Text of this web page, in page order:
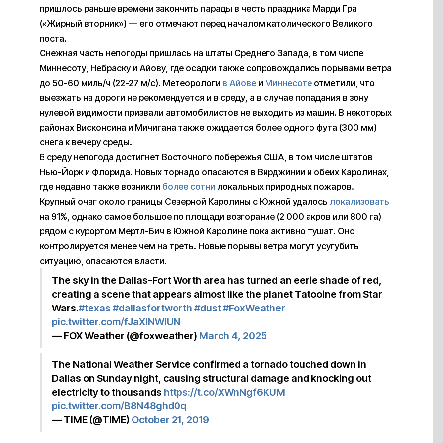
пришлось раньше времени закончить парады в честь праздника Марди Гра
(«Жирный вторник») — его отмечают перед началом католического Великого
поста.
Снежная часть непогоды пришлась на штаты Среднего Запада, в том числе
Миннесоту, Небраску и Айову, где осадки также сопровождались порывами ветра
до 50-60 миль/ч (22-27 м/с). Метеорологи в Айове и Миннесоте отметили, что
выезжать на дороги не рекомендуется и в среду, а в случае попадания в зону
нулевой видимости призвали автомобилистов не выходить из машин. В некоторых
районах Висконсина и Мичигана также ожидается более одного фута (300 мм)
снега к вечеру среды.
В среду непогода достигнет Восточного побережья США, в том числе штатов
Нью-Йорк и Флорида. Новых торнадо опасаются в Вирджинии и обеих Каролинах,
где недавно также возникли более сотни локальных природных пожаров.
Крупный очаг около границы Северной Каролины с Южной удалось локализовать
на 91%, однако самое большое по площади возгорание (2 000 акров или 800 га)
рядом с курортом Мертл-Бич в Южной Каролине пока активно тушат. Оно
контролируется менее чем на треть. Новые порывы ветра могут усугубить
ситуацию, опасаются власти.
The sky in the Dallas-Fort Worth area has turned an eerie shade of red,
creating a scene that appears almost like the planet Tatooine from Star
Wars.#texas #dallasfortworth #dust#FoxWeather
pic.twitter.com/fJaXINWlUN
— FOX Weather (@foxweather) March 4, 2025
The National Weather Service confirmed a tornado touched down in
Dallas on Sunday night, causing structural damage and knocking out
electricity to thousands https://t.co/XWnNgf6KUM
pic.twitter.com/B8N48ghd0q
— TIME (@TIME) October 21, 2019